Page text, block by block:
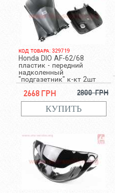
КОД ТОВАРА: 329719
Honda DIO AF-62/68
пластик - передний
надколенный
"подгазетник" к-кт 2шт
2668 грн 2800 грн